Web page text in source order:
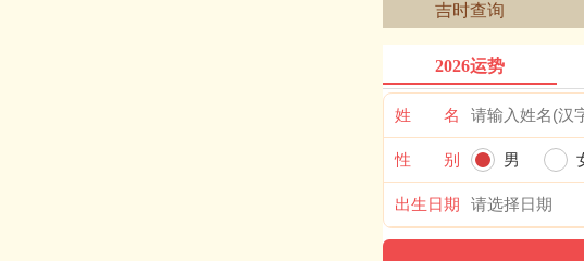
吉时查询
2026运势
姓 名
性 别 男
出生日期